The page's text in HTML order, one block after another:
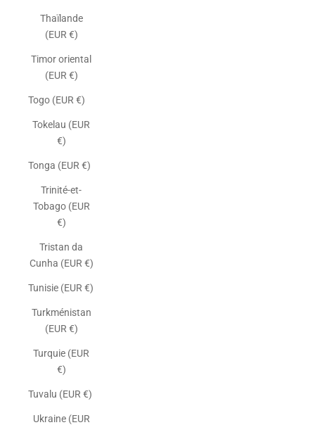
Thaïlande
(EUR €)
Timor oriental
(EUR €)
Togo (EUR €)
Tokelau (EUR
€)
Tonga (EUR €)
Trinité-et-
Tobago (EUR
€)
Tristan da
Cunha (EUR €)
Tunisie (EUR €)
Turkménistan
(EUR €)
Turquie (EUR
€)
Tuvalu (EUR €)
Ukraine (EUR